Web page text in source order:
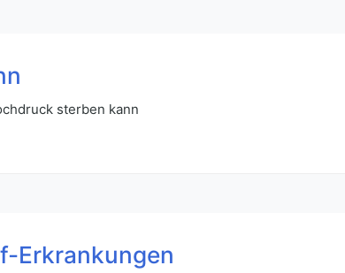
sterben kann
Erkrankungen